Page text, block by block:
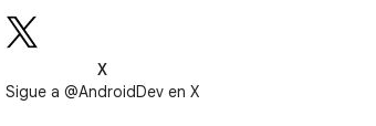
X
Sigue a @AndroidDev en X